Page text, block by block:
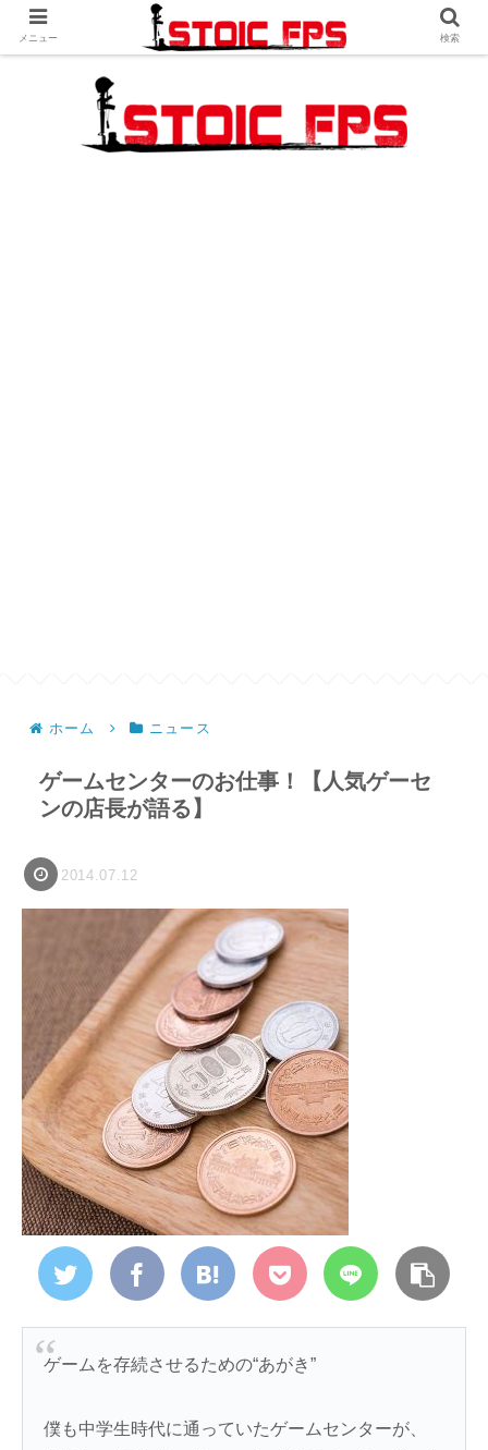
ホーム ニュース
ゲームセンターのお仕事！【人気ゲーセ
ンの店長が語る】
2014.07.12
ゲームを存続させるための“あがき”
僕も中学生時代に通っていたゲームセンターが、
メニュー 検索